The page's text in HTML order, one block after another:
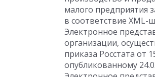
малого предприятия
в соответствие XML-
Электронное
организации,
приказа Росстата от
опубликованному